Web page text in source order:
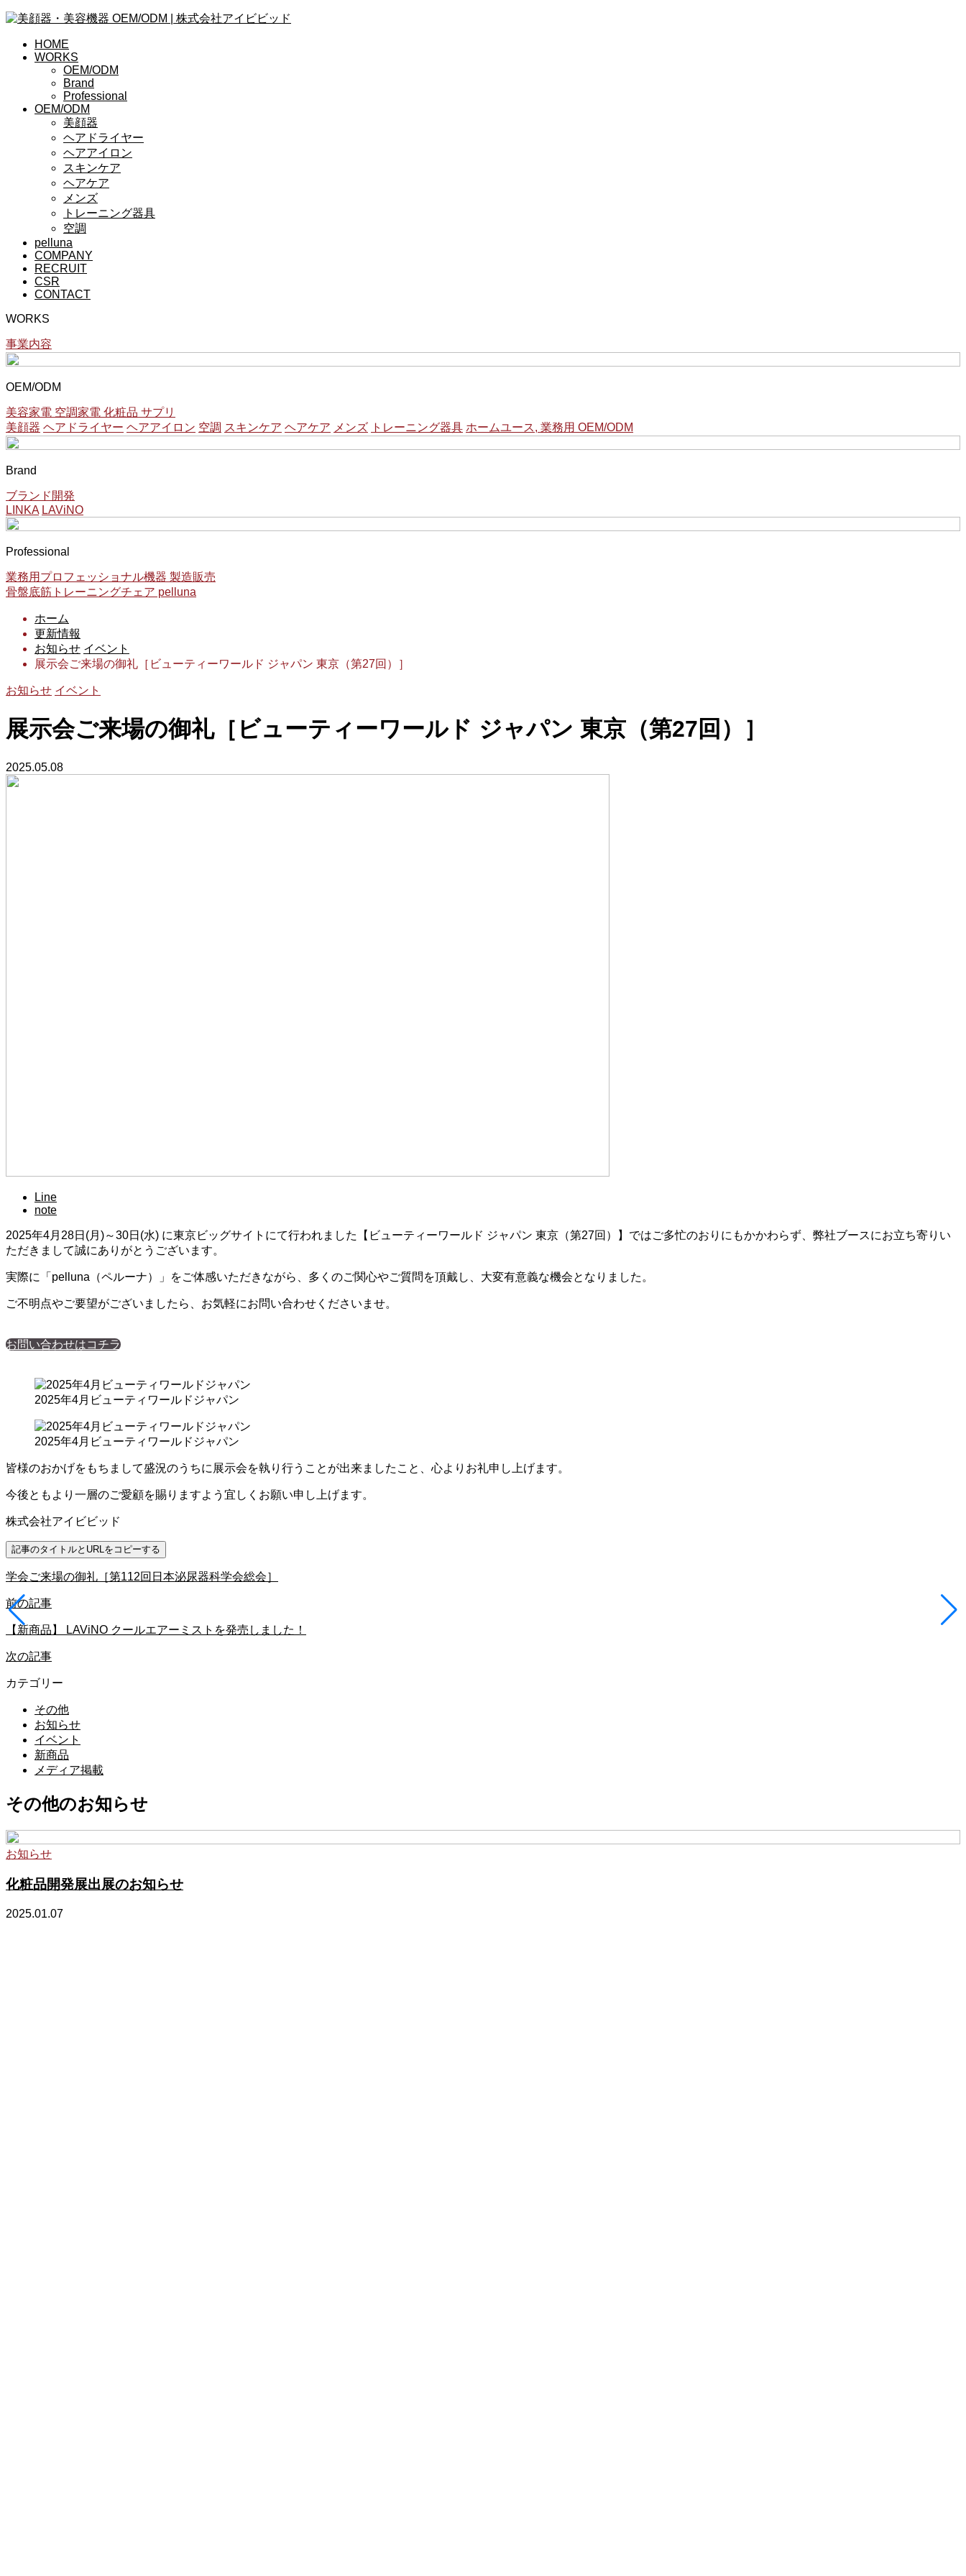
HOME
WORKS
OEM/ODM
Brand
Professional
OEM/ODM
美顔器
ヘアドライヤー
ヘアアイロン
スキンケア
ヘアケア
メンズ
トレーニング器具
空調
pelluna
COMPANY
RECRUIT
CSR
CONTACT
WORKS
事業内容
OEM/ODM
美容家電 空調家電 化粧品 サプリ
美顔器 ヘアドライヤー ヘアアイロン 空調 スキンケア ヘアケア メンズ トレーニング器具 ホームユース, 業務用 OEM/ODM
Brand
ブランド開発
LINKA LAViNO
Professional
業務用プロフェッショナル機器 製造販売
骨盤底筋トレーニングチェア pelluna
ホーム
更新情報
お知らせ イベント
展示会ご来場の御礼［ビューティーワールド ジャパン 東京（第27回）］
お知らせ イベント
展示会ご来場の御礼［ビューティーワールド ジャパン 東京（第27回）］
2025.05.08
Line
note
2025年4月28日(月)～30日(水) に東京ビッグサイトにて行われました【ビューティーワールド ジャパン 東京（第27回）】ではご多忙のおりにもかかわらず、弊社ブースにお立ち寄りい
ただきまして誠にありがとうございます。
実際に「pelluna（ペルーナ）」をご体感いただきながら、多くのご関心やご質問を頂戴し、大変有意義な機会となりました。
ご不明点やご要望がございましたら、お気軽にお問い合わせくださいませ。
お問い合わせはコチラ
2025年4月ビューティワールドジャパン
2025年4月ビューティワールドジャパン
皆様のおかげをもちまして盛況のうちに展示会を執り行うことが出来ましたこと、心よりお礼申し上げます。
今後ともより一層のご愛顧を賜りますよう宜しくお願い申し上げます。
株式会社アイビビッド
記事のタイトルとURLをコピーする
学会ご来場の御礼［第112回日本泌尿器科学会総会］
前の記事
【新商品】 LAViNO クールエアーミストを発売しました！
次の記事
カテゴリー
その他
お知らせ
イベント
新商品
メディア掲載
その他のお知らせ
お知らせ
化粧品開発展出展のお知らせ
2025.01.07